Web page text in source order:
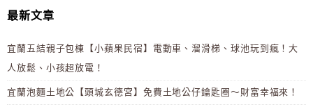
最新文章
宜蘭五結親子包棟【小蘋果民宿】電動車、溜滑梯、球池玩到瘋！大
人放鬆、小孩超放電！
宜蘭泡麵土地公【頭城玄德宮】免費土地公仔鑰匙圈～財富幸福來！